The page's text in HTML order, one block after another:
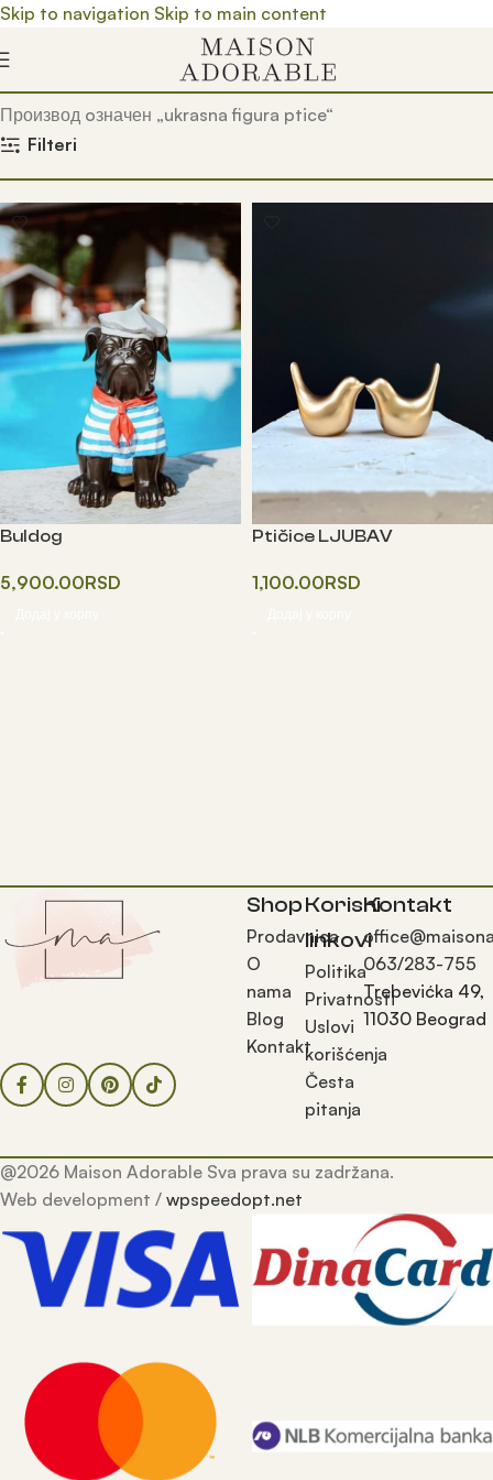
Skip to navigation Skip to main content
Почетна/ Prodavnica/
Производ oзначен „ukrasna figura ptice“
Filteri
Buldog
5,900.00RSD
Ptičice LJUBAV
1,100.00RSD
Shop
Prodavnica
O
nama
Blog
Kontakt
Korisni
linkovi
Politika
Privatnosti
Uslovi
korišćenja
Česta
pitanja
Kontakt
063/283-755
Trebevićka 49,
11030 Beograd
@2026 Maison Adorable Sva prava su zadržana.
Web development / wpspeedopt.net